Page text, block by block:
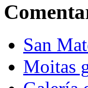
San
Moitas